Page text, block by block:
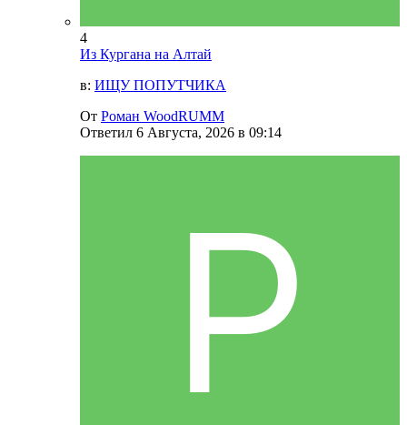
4
Из Кургана на Алтай
в: ИЩУ ПОПУТЧИКА
От Роман WoodRUMM
Ответил 6 Августа, 2026 в 09:14